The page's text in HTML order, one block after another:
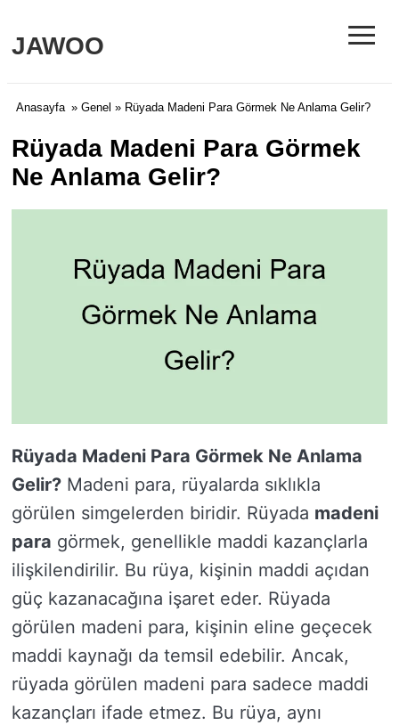
JAWOO ≡
Anasayfa » Genel » Rüyada Madeni Para Görmek Ne Anlama Gelir?
Rüyada Madeni Para Görmek
Ne Anlama Gelir?
Rüyada Madeni Para Görmek Ne Anlama
Gelir? Madeni para, rüyalarda sıklıkla
görülen simgelerden biridir. Rüyada madeni
para görmek, genellikle maddi kazançlarla
ilişkilendirilir. Bu rüya, kişinin maddi açıdan
güç kazanacağına işaret eder. Rüyada
görülen madeni para, kişinin eline geçecek
maddi kaynağı da temsil edebilir. Ancak,
rüyada görülen madeni para sadece maddi
kazançları ifade etmez. Bu rüya, aynı